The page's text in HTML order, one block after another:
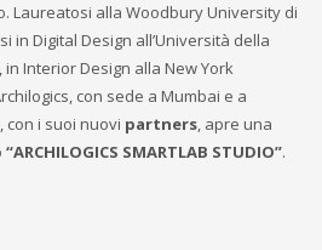
Laureatosi alla Woodbury University di
in Digital Design all’Università della
Interior Design alla New York
con sede a Mumbai e a
con i suoi nuovi partners, apre una
“ARCHILOGICS SMARTLAB STUDIO”.